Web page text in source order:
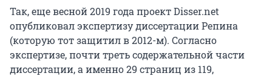
Так, еще весной 2019 года проект Disser.net
опубликовал экспертизу диссертации Репина
(которую тот защитил в 2012-м). Согласно
экспертизе, почти треть содержательной части
диссертации, а именно 29 страниц из 119,